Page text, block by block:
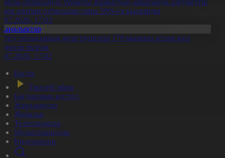
алатын отбасылар саны 50%-ға қысқарды
17:03
облысының жүргізушілері 170 мыңнан астам жол
бұзған
17:02
Басты
Тікелей эфир
Бағдарлама кестесі
Жаңалықтар
Жобалар
Телехикаялар
Мультсериалдар
Видеоархив